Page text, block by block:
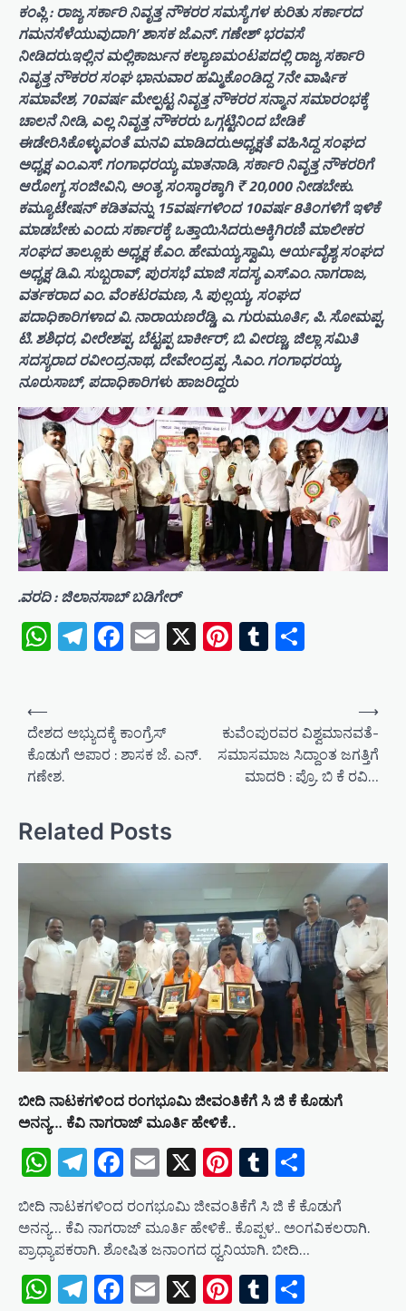
ಕಂಪ್ಲಿ : ರಾಜ್ಯ ಸರ್ಕಾರಿ ನಿವೃತ್ತ ನೌಕರರ ಸಮಸ್ಯೆಗಳ ಕುರಿತು ಸರ್ಕಾರದ
ಗಮನಸೆಳೆಯುವುದಾಗಿ’ ಶಾಸಕ ಜೆ.ಎನ್. ಗಣೇಶ್ ಭರವಸೆ
ನೀಡಿದರು.ಇಲ್ಲಿನ ಮಲ್ಲಿಕಾರ್ಜುನ ಕಲ್ಯಾಣಮಂಟಪದಲ್ಲಿ ರಾಜ್ಯ ಸರ್ಕಾರಿ
ನಿವೃತ್ತ ನೌಕರರ ಸಂಘ ಭಾನುವಾರ ಹಮ್ಮಿಕೊಂಡಿದ್ದ 7ನೇ ವಾರ್ಷಿಕ
ಸಮಾವೇಶ, 70ವರ್ಷ ಮೇಲ್ಪಟ್ಟ ನಿವೃತ್ತ ನೌಕರರ ಸನ್ಮಾನ ಸಮಾರಂಭಕ್ಕೆ
ಚಾಲನೆ ನೀಡಿ, ಎಲ್ಲ ನಿವೃತ್ತ ನೌಕರರು ಒಗ್ಗಟ್ಟಿನಿಂದ ಬೇಡಿಕೆ
ಈಡೇರಿಸಿಕೊಳ್ಳುವಂತೆ ಮನವಿ ಮಾಡಿದರು.ಅಧ್ಯಕ್ಷತೆ ವಹಿಸಿದ್ದ ಸಂಘದ
ಅಧ್ಯಕ್ಷ ಎಂ.ಎಸ್. ಗಂಗಾಧರಯ್ಯ ಮಾತನಾಡಿ, ಸರ್ಕಾರಿ ನಿವೃತ್ತ ನೌಕರರಿಗೆ
ಆರೋಗ್ಯ ಸಂಜೀವಿನಿ, ಅಂತ್ಯ ಸಂಸ್ಕಾರಕ್ಕಾಗಿ ₹ 20,000 ನೀಡಬೇಕು.
ಕಮ್ಯೂಟೇಷನ್ ಕಡಿತವನ್ನು 15ವರ್ಷಗಳಿಂದ 10ವರ್ಷ 8ತಿಂಗಳಿಗೆ ಇಳಿಕೆ
ಮಾಡಬೇಕು ಎಂದು ಸರ್ಕಾರಕ್ಕೆ ಒತ್ತಾಯಿಸಿದರು.ಅಕ್ಕಿಗಿರಣಿ ಮಾಲೀಕರ
ಸಂಘದ ತಾಲ್ಲೂಕು ಅಧ್ಯಕ್ಷ ಕೆ.ಎಂ. ಹೇಮಯ್ಯಸ್ವಾಮಿ, ಆರ್ಯವೈಶ್ಯ ಸಂಘದ
ಅಧ್ಯಕ್ಷ ಡಿ.ವಿ. ಸುಬ್ಬರಾವ್, ಪುರಸಭೆ ಮಾಜಿ ಸದಸ್ಯ ಎಸ್.ಎಂ. ನಾಗರಾಜ,
ವರ್ತಕರಾದ ಎಂ. ವೆಂಕಟರಮಣ, ಸಿ. ಪುಲ್ಲಯ್ಯ, ಸಂಘದ
ಪದಾಧಿಕಾರಿಗಳಾದ ವಿ. ನಾರಾಯಣರೆಡ್ಡಿ, ಎ. ಗುರುಮೂರ್ತಿ, ಪಿ. ಸೋಮಪ್ಪ,
ಟಿ. ಶಶಿಧರ, ವೀರೇಶಪ್ಪ, ಬೆಟ್ಟಪ್ಪ ಬಾರ್ಕೀರ್, ಬಿ. ವೀರಣ್ಣ, ಜಿಲ್ಲಾ ಸಮಿತಿ
ಸದಸ್ಯರಾದ ರವೀಂದ್ರನಾಥ, ದೇವೇಂದ್ರಪ್ಪ, ಸಿ.ಎಂ. ಗಂಗಾಧರಯ್ಯ,
ನೂರುಸಾಬ್, ಪದಾಧಿಕಾರಿಗಳು ಹಾಜರಿದ್ದರು
.ವರದಿ : ಜಿಲಾನಸಾಬ್ ಬಡಿಗೇರ್
WhatsApp
Telegram
Facebook
Email
X Pinterest
Tumblr
n
a
v
g
a
t
i
o
n
⟵
ದೇಶದ ಅಭ್ಯುದಕ್ಕೆ ಕಾಂಗ್ರೆಸ್‌
ಕೊಡುಗೆ ಅಪಾರ : ಶಾಸಕ ಜೆ. ಎನ್.
ಗಣೇಶ.
ಕುವೆಂಪುರವರ ವಿಶ್ವಮಾನವತೆ-
ಸಮಾಸಮಾಜ ಸಿದ್ದಾಂತ ಜಗತ್ತಿಗೆ
ಮಾದರಿ : ಪ್ರೊ. ಬಿ ಕೆ ರವಿ…
⟶
Related Posts
ಬೀದಿ ನಾಟಕಗಳಿಂದ ರಂಗಭೂಮಿ ಜೀವಂತಿಕೆಗೆ ಸಿ ಜಿ ಕೆ ಕೊಡುಗೆ
ಅನನ್ಯ… ಕೆವಿ ನಾಗರಾಜ್ ಮೂರ್ತಿ ಹೇಳಿಕೆ..
WhatsApp
Telegram
Facebook
Email
X Pinterest
Tumblr
ಬೀದಿ ನಾಟಕಗಳಿಂದ ರಂಗಭೂಮಿ ಜೀವಂತಿಕೆಗೆ ಸಿ ಜಿ ಕೆ ಕೊಡುಗೆ
ಅನನ್ಯ… ಕೆವಿ ನಾಗರಾಜ್ ಮೂರ್ತಿ ಹೇಳಿಕೆ.. ಕೊಪ್ಪಳ.. ಅಂಗವಿಕಲರಾಗಿ.
ಪ್ರಾಧ್ಯಾಪಕರಾಗಿ. ಶೋಷಿತ ಜನಾಂಗದ ಧ್ವನಿಯಾಗಿ. ಬೀದಿ…
WhatsApp
Telegram
Facebook
Email
X Pinterest
Tumblr